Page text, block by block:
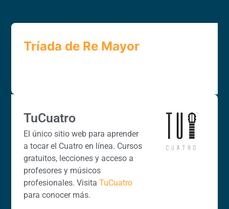
Tríada de Re Mayor
TuCuatro
El único sitio web para aprender
a tocar el Cuatro en línea. Cursos
gratuitos, lecciones y acceso a
profesores y músicos
profesionales. Visita TuCuatro
para conocer más.